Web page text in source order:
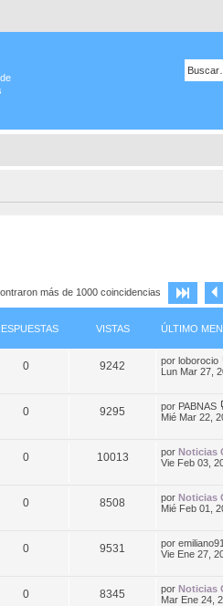
más de 1000 coincidencias
VISTAS ÚLTIMO
0 9242 por loborocio
Lun Mar 27,
0 9295 por PABNAS
Mié Mar 22,
0 10013 por Noticias
Vie Feb 03,
0 8508 por Noticias
Mié Feb 01,
0 9531 por emiliano91
Vie Ene 27,
0 8345 por Noticias
Mar Ene 24,